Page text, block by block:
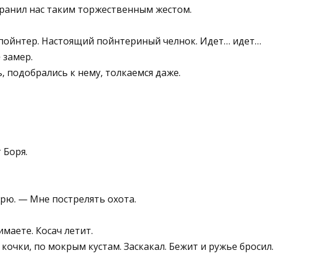
нас таким торжественным жестом.
Настоящий пойнтериный челнок. Идет… идет…
подобрались к нему, толкаемся даже.
— Мне пострелять охота.
Косач летит.
по мокрым кустам. Заскакал. Бежит и ружье бросил.